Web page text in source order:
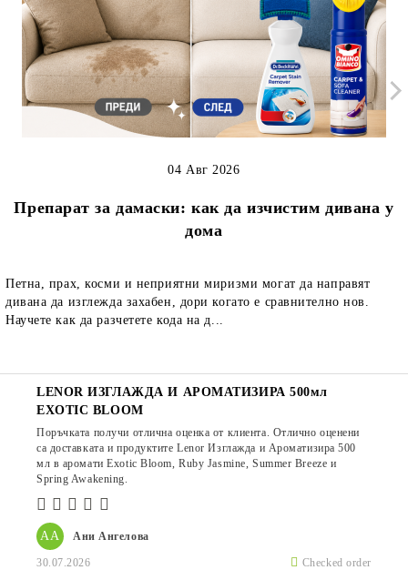
Препарат за дамаски: как да изчистим дивана у
дома
04 Авг 2026
Петна, прах, косми и неприятни миризми могат да направят
дивана да изглежда захабен, дори когато е сравнително нов.
Научете как да разчетете кода на д...
АА Ани Ангелова
30.07.2026 Checked order
LENOR ИЗГЛАЖДА И АРОМАТИЗИРА 500мл
EXOTIC BLOOM
Поръчката получи отлична оценка от клиента. Отлично оценени
са доставката и продуктите Lenor Изглажда и Ароматизира 500
мл в аромати Exotic Bloom, Ruby Jasmine, Summer Breeze и
Spring Awakening.